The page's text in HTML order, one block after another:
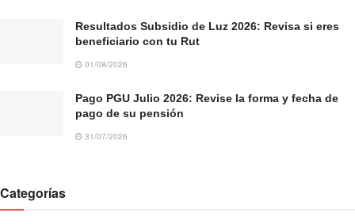
Resultados Subsidio de Luz 2026: Revisa si eres
beneficiario con tu Rut
01/08/2026
Pago PGU Julio 2026: Revise la forma y fecha de
pago de su pensión
31/07/2026
Categorías